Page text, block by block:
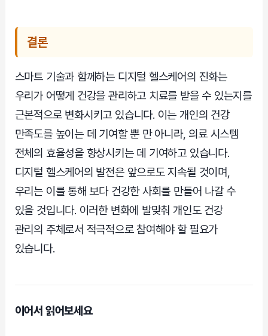
결론
스마트 기술과 함께하는 디지털 헬스케어의 진화는
우리가 어떻게 건강을 관리하고 치료를 받을 수 있는지를
근본적으로 변화시키고 있습니다. 이는 개인의 건강
만족도를 높이는 데 기여할 뿐 만 아니라, 의료 시스템
전체의 효율성을 향상시키는 데 기여하고 있습니다.
디지털 헬스케어의 발전은 앞으로도 지속될 것이며,
우리는 이를 통해 보다 건강한 사회를 만들어 나갈 수
있을 것입니다. 이러한 변화에 발맞춰 개인도 건강
관리의 주체로서 적극적으로 참여해야 할 필요가
있습니다.
이어서 읽어보세요